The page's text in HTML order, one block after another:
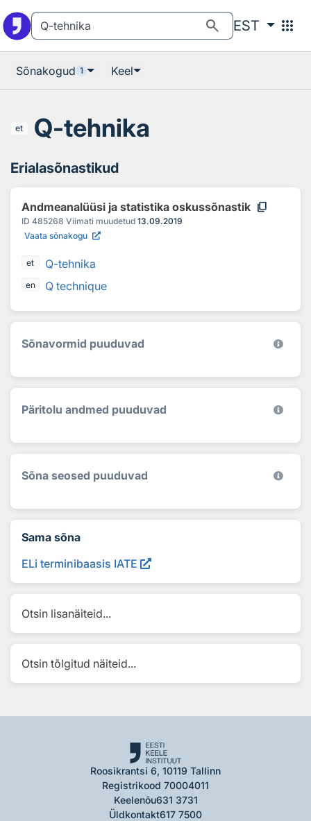
search EST apps
Sõnakogud 1 Keel
et Q-tehnika
Erialasõnastikud
Andmeanalüüsi ja statistika oskussõnastik content_copy
ID 485268 Viimati muudetud 13.09.2019
Vaata sõnakogu
et Q-tehnika
en Q technique
Sõnavormid puuduvad
Päritolu andmed puuduvad
Sõna seosed puuduvad
Sama sõna
ELi terminibaasis IATE
Otsin lisanäiteid...
Otsin tõlgitud näiteid...
Roosikrantsi 6, 10119 Tallinn
Registrikood 70004011
Keelenõu631 3731
Üldkontakt617 7500